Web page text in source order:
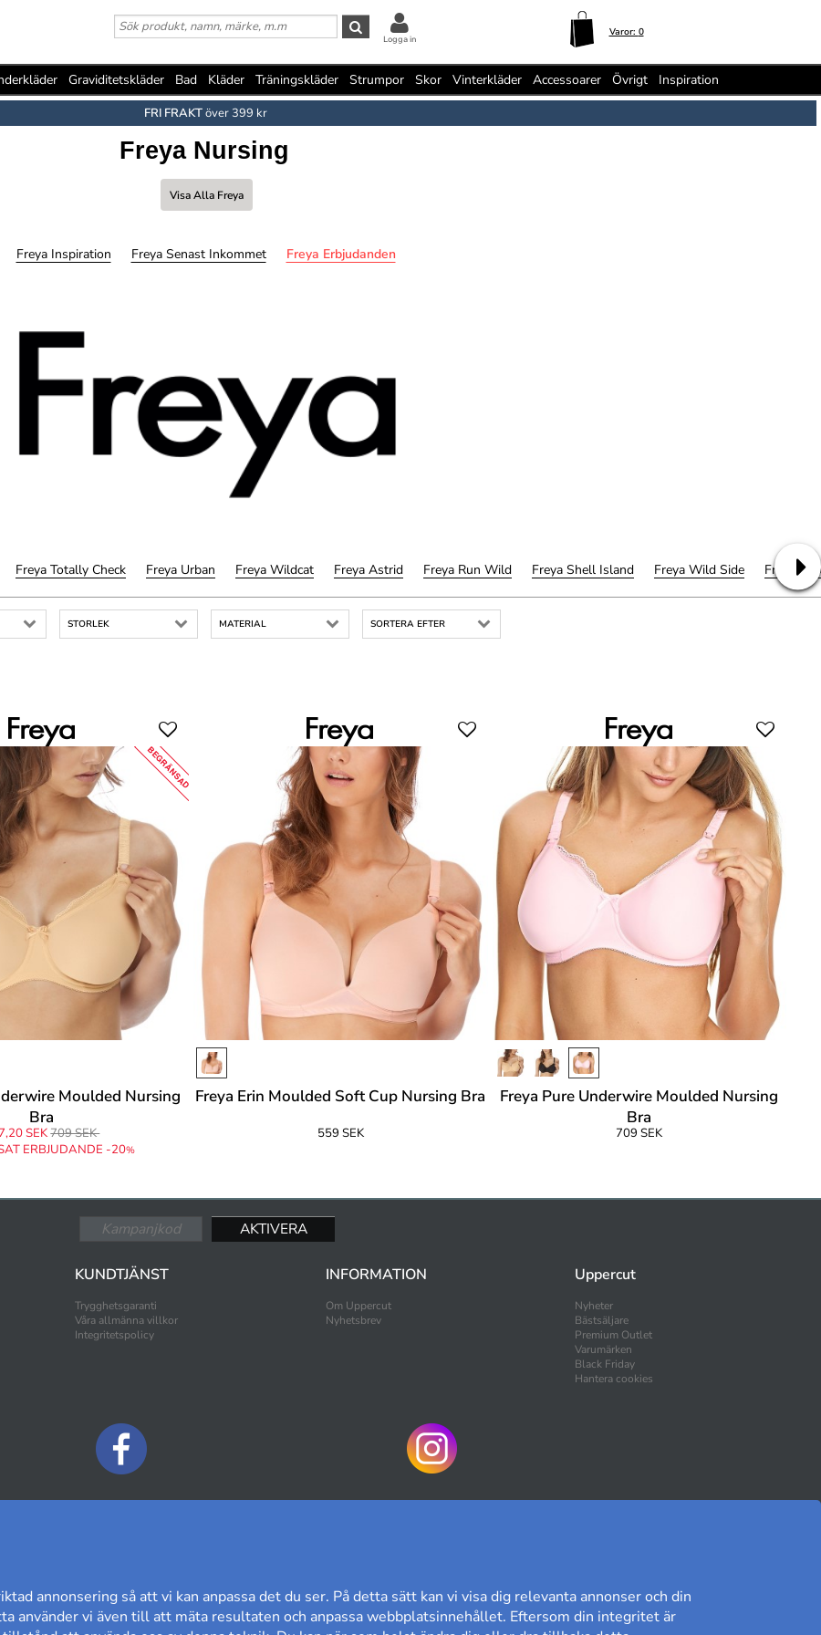
Varor: 0
Logga in
Graviditetskläder Bad Kläder Träningskläder Strumpor Skor Vinterkläder Accessoarer Övrigt Inspiration
FRI FRAKTöver 399 kr
Freya Nursing
Visa Alla Freya
Freya Inspiration Freya Senast Inkommet Freya Erbjudanden
Freya Totally Check Freya Urban Freya Wildcat Freya Astrid Freya Run Wild Freya Shell Island Freya Wild Side Freya
STORLEK MATERIAL SORTERA EFTER
BEGRÄNSAD
Moulded Nursing
Bra
SEK709 SEK
ERBJUDANDE -20%
Freya Erin Moulded Soft Cup Nursing Bra
559 SEK
Freya Pure Underwire Moulded Nursing
Bra
709 SEK
KUNDTJÄNST
Trygghetsgaranti
Våra allmänna villkor
Integritetspolicy
INFORMATION
Om Uppercut
Nyhetsbrev
Uppercut
Nyheter
Bästsäljare
Premium Outlet
Varumärken
Black Friday
Hantera cookies
annonsering så att vi kan anpassa det du ser. På detta sätt kan vi visa dig relevanta annonser och din
använder vi även till att mäta resultaten och anpassa webbplatsinnehållet. Eftersom din integritet är